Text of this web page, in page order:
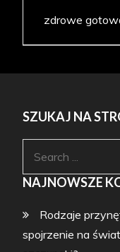
zdrowe
SZUKAJ NA
NAJNOWSZE
Rodzaje
spojrzenie na świat